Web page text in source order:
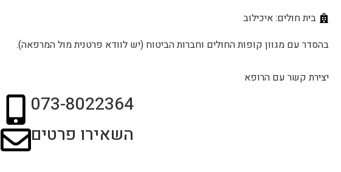
בית חולים: איכילוב
בהסדר עם מגוון קופות החולים וחברות הביטוח (יש לוודא פרטנית מול המרפאה).
יצירת קשר עם הרופא
073-8022364
השאירו פרטים